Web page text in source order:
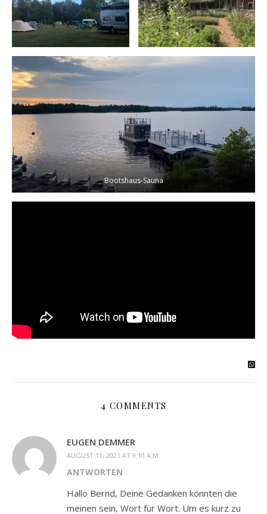
Bootshaus-Sauna
4 COMMENTS
EUGEN DEMMER
AUGUST 11, 2021 AT 9:10 A.M.
ANTWORTEN
Hallo Bernd, Deine Gedanken könnten die
meinen sein, Wort für Wort. Um es kurz zu